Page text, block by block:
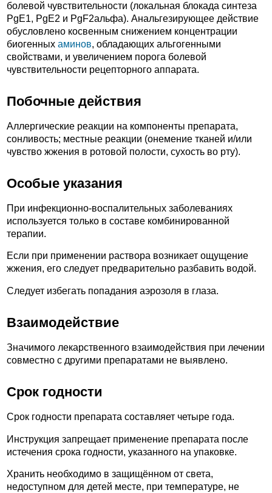
болевой чувствительности (локальная блокада синтеза
PgE1, PgE2 и PgF2альфа). Анальгезирующее действие
обусловлено косвенным снижением концентрации
биогенных аминов, обладающих альгогенными
свойствами, и увеличением порога болевой
чувствительности рецепторного аппарата.
Побочные действия
Аллергические реакции на компоненты препарата,
сонливость; местные реакции (онемение тканей и/или
чувство жжения в ротовой полости, сухость во рту).
Особые указания
При инфекционно-воспалительных заболеваниях
используется только в составе комбинированной
терапии.
Если при применении раствора возникает ощущение
жжения, его следует предварительно разбавить водой.
Следует избегать попадания аэрозоля в глаза.
Взаимодействие
Значимого лекарственного взаимодействия при лечении
совместно с другими препаратами не выявлено.
Срок годности
Срок годности препарата составляет четыре года.
Инструкция запрещает применение препарата после
истечения срока годности, указанного на упаковке.
Хранить необходимо в защищённом от света,
недоступном для детей месте, при температуре, не